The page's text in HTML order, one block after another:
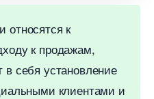
относятся к
к продажам,
в себя установление
клиентами и